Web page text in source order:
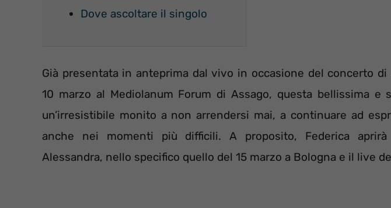
Dove ascoltare il singolo
Già presentata in anteprima dal vivo in occasione del concerto di
10 marzo al Mediolanum Forum di Assago, questa bellissima e
un’irresistibile monito a non arrendersi mai, a continuare ad
anche nei momenti più difficili. A proposito, Federica
Alessandra, nello specifico quello del 15 marzo a Bologna e il live